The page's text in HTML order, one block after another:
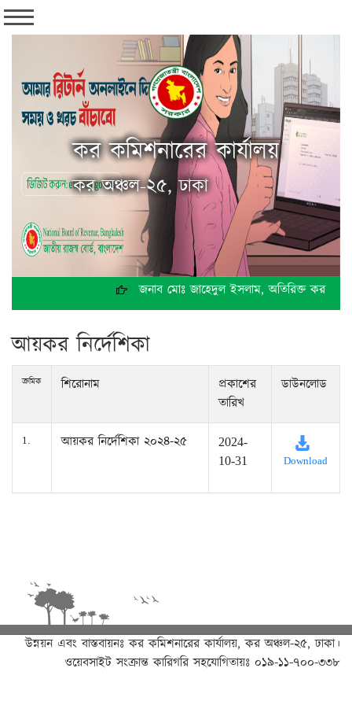
কর কমিশনারের কার্যালয়
কর অঞ্চল-২৫, ঢাকা
জনাব মোঃ জাহেদুল ইসলাম, অতিরিক্ত কর
আয়কর নির্দেশিকা
ক্রমিক শিরোনাম
প্রকাশের
তারিখ
ডাউনলোড
1. আয়কর নির্দেশিকা ২০২৪-২৫
2024-
10-31
Download
উন্নয়ন এবং বাস্তবায়নঃ কর কমিশনারের কার্যালয়, কর অঞ্চল-২৫, ঢাকা।
ওয়েবসাইট সংক্রান্ত কারিগরি সহযোগিতায়ঃ ০১৯-১১-৭০০-৩৩৮